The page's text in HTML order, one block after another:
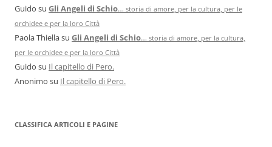
Guido su Gli Angeli di Schio… storia di amore, per la cultura, per le
orchidee e per la loro Città
Paola Thiellasu Gli Angeli di Schio… storia di amore, per la cultura,
per le orchidee e per la loro Città
Guido su Il capitello di Pero.
Anonimo su Il capitello di Pero.
CLASSIFICA ARTICOLI E PAGINE